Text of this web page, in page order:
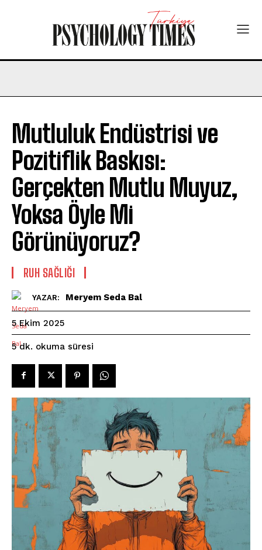
Mutluluk Endüstrisi ve
Pozitiflik Baskısı:
Gerçekten Mutlu Muyuz,
Yoksa Öyle Mi
Görünüyoruz?
⁠RUH SAĞLIĞI
YAZAR: Meryem Seda Bal
5 Ekim 2025
5dk. okuma süresi